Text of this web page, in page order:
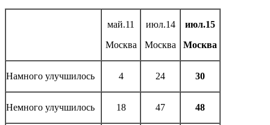
май.11
Москва
июл.14
Москва
июл.15
Москва
Намного улучшилось 4 24 30
Немного улучшилось 18 47 48